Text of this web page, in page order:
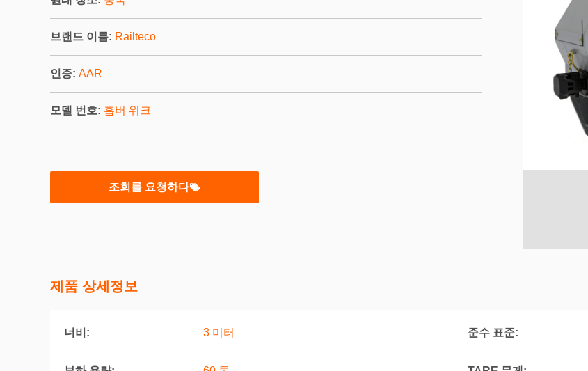
브랜드 이름: Railteco
인증: AAR
모델 번호: 홉버 워크
조회를 요청하다
제품 상세정보
너비: 3 미터 준수 표준: